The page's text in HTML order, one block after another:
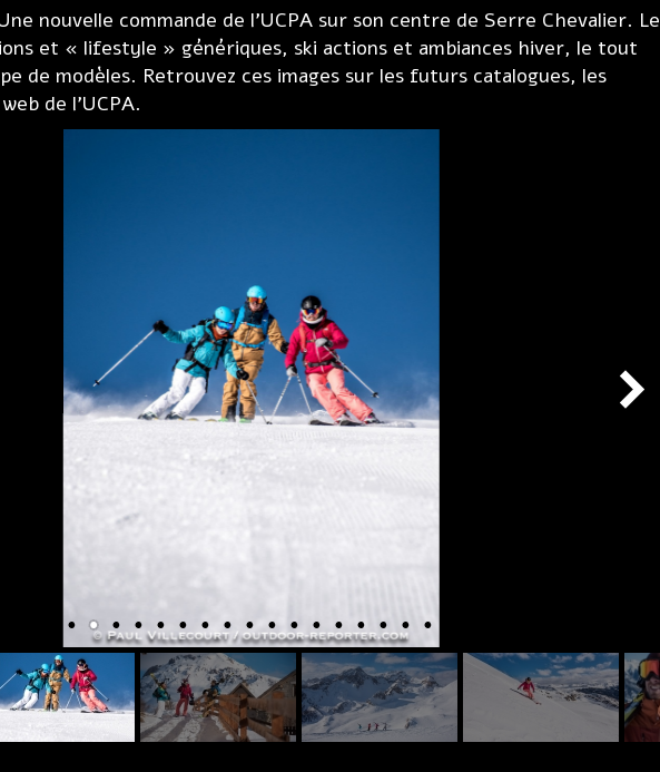
nouvelle commande de l’UCPA sur son centre de Serre Chevalier. Le
et « lifestyle » génériques, ski actions et ambiances hiver, le tout
de modèles. Retrouvez ces images sur les futurs catalogues, les
de l’UCPA.